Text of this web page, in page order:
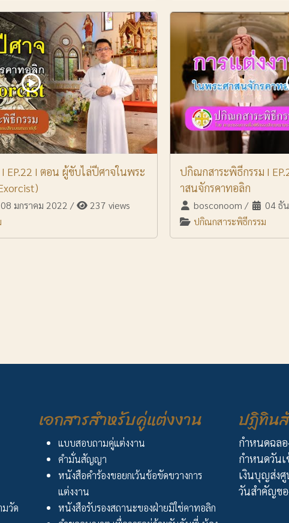
EP.22 I ตอน ผู้ขับไล่ปีศาจในพระ
08 มกราคม 2022 /
237 views
ปกิณกสาระพิธีกรรม I
าสนจักรคาทอลิก
bosconoom / 04 ธั
ปกิณกสาระพิธีกรรม
มวัด
เอกสารสำหรับคู่แต่งงาน
แบบสอบถามคู่แต่งงาน
คำมั่นสัญญา
หนังสือคำร้องขอยกเว้นข้อขัดขวางการ
แต่งงาน
หนังสือรับรองสถานะของฝ่ายมิใช่คาทอลิก
ปฏิทิน
กำหนดฉลอ
กำหนดวันเ
เงินบุญส่ง
วันสำคัญขอ